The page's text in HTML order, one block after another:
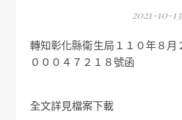
2021-10-13
轉知彰化縣衛生局１１０年８月２５日彰衛藥字第１１
０００４７２１８號函
全文詳見檔案下載